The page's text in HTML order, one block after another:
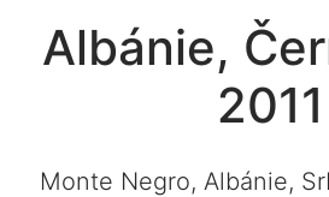
Albánie,
2011
Monte Negro, Albánie,